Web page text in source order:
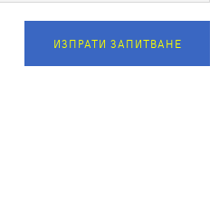
ИЗПРАТИ ЗАПИТВАНЕ